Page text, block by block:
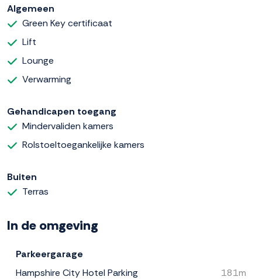
Algemeen
Green Key certificaat
Lift
Lounge
Verwarming
Gehandicapen toegang
Mindervaliden kamers
Rolstoeltoegankelijke kamers
Buiten
Terras
In de omgeving
Parkeergarage
Hampshire City Hotel Parking
181m